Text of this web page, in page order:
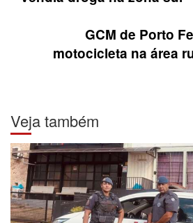
GCM de Porto
motocicleta na área
Veja também